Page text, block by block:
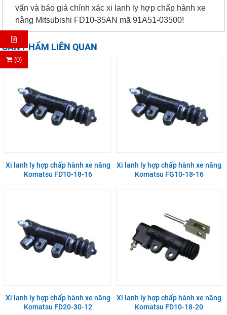
(0)
vấn và báo giá chính xác xi lanh ly hợp chấp hành xe
nâng Mitsubishi FD10-35AN mã 91A51-03500!
SẢN PHẨM LIÊN QUAN
Xi lanh ly hợp chấp hành xe nâng
Komatsu FD10-18-16
Xi lanh ly hợp chấp hành xe nâng
Komatsu FG10-18-16
Xi lanh ly hợp chấp hành xe nâng
Komatsu FD20-30-12
Xi lanh ly hợp chấp hành xe nâng
Komatsu FD10-18-20